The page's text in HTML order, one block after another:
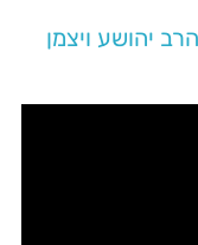
הרב יהושע ויצמן